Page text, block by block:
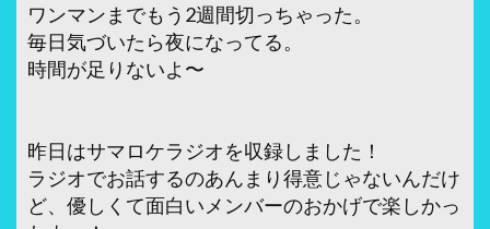
ワンマンまでもう2週間切っちゃった。
毎日気づいたら夜になってる。
時間が足りないよ〜
昨日はサマロケラジオを収録しました！
ラジオでお話するのあんまり得意じゃないんだけ
ど、優しくて面白いメンバーのおかげで楽しかっ